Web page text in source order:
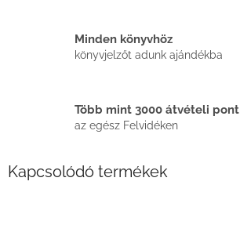
Minden könyvhöz
könyvjelzőt adunk ajándékba
Több mint 3000 átvételi pont
az egész Felvidéken
Kapcsolódó termékek